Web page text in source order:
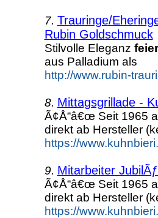
7. Trauringe/
Rubin Goldschmuck
Stilvolle Eleganz
aus Palladium als
http://www.rubin-
8. Mittagsgrillade -
Ã¢Å“â€œ Seit 1965
direkt ab Hersteller
https://
9. Mitarbeiter
Ã¢Å“â€œ Seit 1965
direkt ab Hersteller
https://